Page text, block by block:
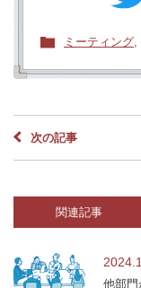
ミーティング,
次の記事
関連記事
他部門